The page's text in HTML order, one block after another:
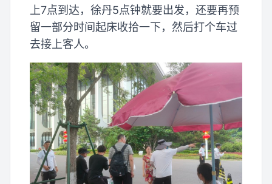
上7点到达，徐丹5点钟就要出发，还要再预
留一部分时间起床收拾一下，然后打个车过
去接上客人。